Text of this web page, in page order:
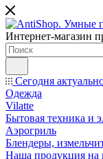
Интернет-магазин
Сегодня
Одежда
Vilatte
Бытовая техника и
Аэрогриль
Блендеры,
Наша продукция на